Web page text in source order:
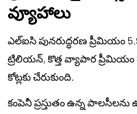
వ్యూహాలు
ఎల్‌ఐసి పునరుద్ధరణ ప్రీమియం
ట్రిలియన్, కొత్త వ్యాపార ప్రీమియం
కోట్లకు చేరుకుంది.
కంపెనీ ప్రస్తుతం ఉన్న